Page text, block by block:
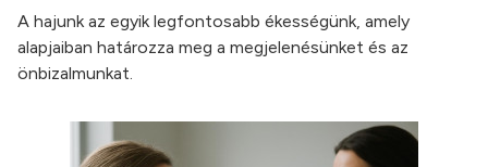
A hajunk az egyik legfontosabb ékességünk, amely
alapjaiban határozza meg a megjelenésünket és az
önbizalmunkat.